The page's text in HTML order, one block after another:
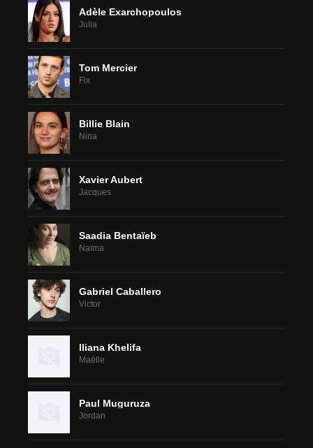
Adèle Exarchopoulos
Julia
Tom Mercier
Fix
Billie Blain
Nina
Xavier Aubert
Jacques
Saadia Bentaïeb
Naïma
Gabriel Caballero
Victor
Iliana Khelifa
Maëlle
Paul Muguruza
Jordan